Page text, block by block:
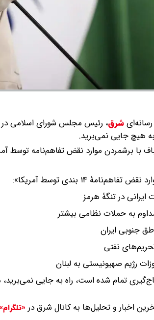
شرق، رئیس مجلس شورای اسلامی در
هیچ جایی نمی‌برید.
با برشمردن موارد نقض تفاهم‌نامه
۱۴ بندی توسط آمریکا»:
تمام شده است، راه به جایی
اخبار و تحلیل‌ها به کانال شرق در «تلگرام»